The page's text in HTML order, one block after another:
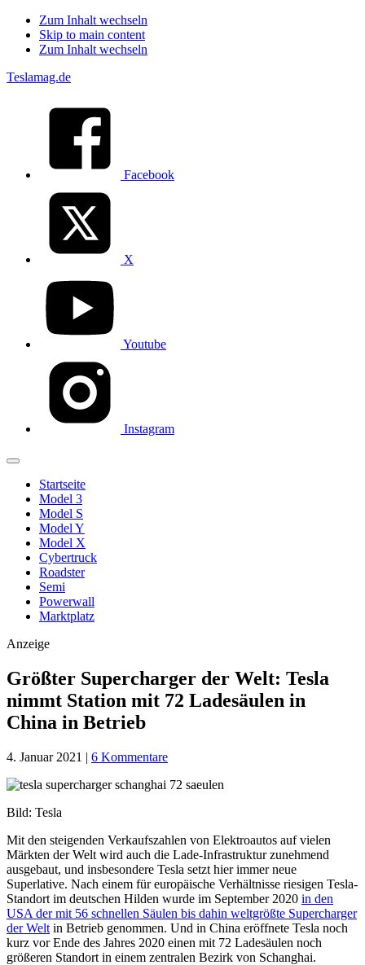
Zum Inhalt wechseln
Skip to main content
Zum Inhalt wechseln
Teslamag.de
Facebook
X
Youtube
Instagram
Startseite
Model 3
Model S
Model Y
Model X
Cybertruck
Roadster
Semi
Powerwall
Marktplatz
Anzeige
Größter Supercharger der Welt: Tesla
nimmt Station mit 72 Ladesäulen in
China in Betrieb
4. Januar 2021 | 6 Kommentare
Bild: Tesla
Mit den steigenden Verkaufszahlen von Elektroautos auf vielen
Märkten der Welt wird auch die Lade-Infrastruktur zunehmend
ausgebaut, und insbesondere Tesla setzt hier immer neue
Superlative. Nach einem für europäische Verhältnisse riesigen Tesla-
Standort im deutschen Hilden wurde im September 2020 in den
USA der mit 56 schnellen Säulen bis dahin weltgrößte Supercharger
der Welt in Betrieb genommen. Und in China eröffnete Tesla noch
kurz vor Ende des Jahres 2020 einen mit 72 Ladesäulen noch
größeren Standort in einem zentralen Bezirk von Schanghai.